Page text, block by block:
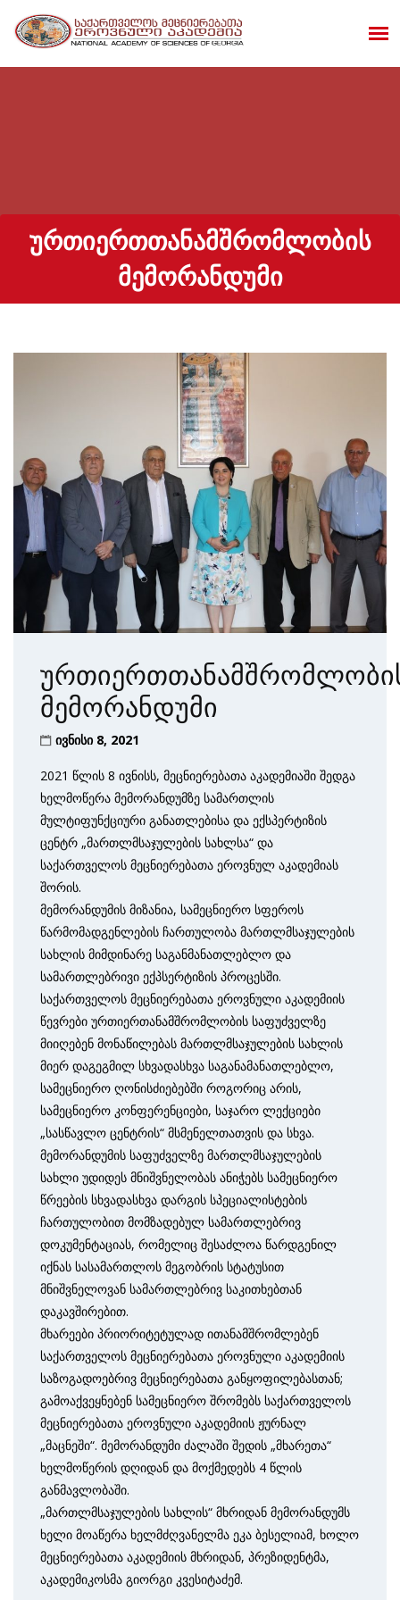
ᲣᲠᲗᲘᲔᲠᲗᲗᲐᲜᲐᲛᲨᲠᲝᲛᲚᲝᲑᲘᲡ
ᲛᲔᲛᲝᲠᲐᲜᲓᲣᲛᲘ
მემორანდუმი
ივნისი 8, 2021
2021 წლის 8 ივნისს, მეცნიერებათა აკადემიაში შედგა
ხელმოწერა მემორანდუმზე სამართლის
მულტიფუნქციური განათლებისა და ექსპერტიზის
ცენტრ „მართლმსაჯულების სახლსა“ და
საქართველოს მეცნიერებათა ეროვნულ აკადემიას
შორის.
მემორანდუმის მიზანია, სამეცნიერო სფეროს
წარმომადგენლების ჩართულობა მართლმსაჯულების
სახლის მიმდინარე საგანმანათლებლო და
სამართლებრივი ექპსერტიზის პროცესში.
საქართველოს მეცნიერებათა ეროვნული აკადემიის
წევრები ურთიერთანამშრომლობის საფუძველზე
მიიღებენ მონაწილებას მართლმსაჯულების სახლის
მიერ დაგეგმილ სხვადასხვა საგანამანათლებლო,
სამეცნიერო ღონისძიებებში როგორიც არის,
სამეცნიერო კონფერენციები, საჯარო ლექციები
„სასწავლო ცენტრის“ მსმენელთათვის და სხვა.
მემორანდუმის საფუძველზე მართლმსაჯულების
სახლი უდიდეს მნიშვნელობას ანიჭებს სამეცნიერო
წრეების სხვადასხვა დარგის სპეციალისტების
ჩართულობით მომზადებულ სამართლებრივ
დოკუმენტაციას, რომელიც შესაძლოა წარდგენილ
იქნას სასამართლოს მეგობრის სტატუსით
მნიშვნელოვან სამართლებრივ საკითხებთან
დაკავშირებით.
მხარეები პრიორიტეტულად ითანამშრომლებენ
საქართველოს მეცნიერებათა ეროვნული აკადემიის
საზოგადოებრივ მეცნიერებათა განყოფილებასთან;
გამოაქვეყნებენ სამეცნიერო შრომებს საქართველოს
მეცნიერებათა ეროვნული აკადემიის ჟურნალ
„მაცნეში“. მემორანდუმი ძალაში შედის „მხარეთა“
ხელმოწერის დღიდან და მოქმედებს 4 წლის
განმავლობაში.
„მართლმსაჯულების სახლის“ მხრიდან მემორანდუმს
ხელი მოაწერა ხელმძღვანელმა ეკა ბესელიამ, ხოლო
მეცნიერებათა აკადემიის მხრიდან, პრეზიდენტმა,
აკადემიკოსმა გიორგი კვესიტაძემ.